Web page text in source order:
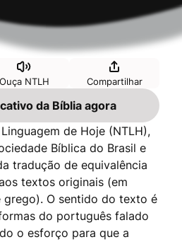
Ouça NTLH Compartilhar
da Bíblia agora
de Hoje (NTLH),
Bíblica do Brasil e
tradução de equivalência
textos originais (em
grego). O sentido do texto é
do português falado
o esforço para que a